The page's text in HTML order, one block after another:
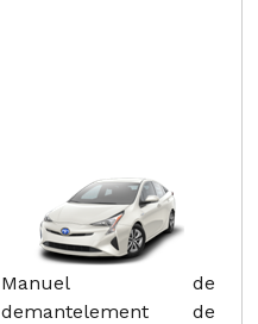
Manuel de
demantelement de